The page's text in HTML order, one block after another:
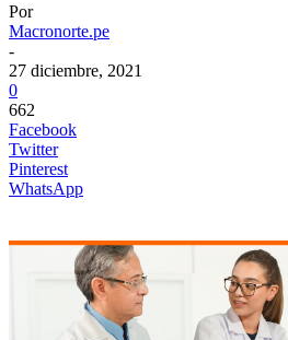
Por
Macronorte.pe
-
27 diciembre, 2021
0
662
Facebook
Twitter
Pinterest
WhatsApp